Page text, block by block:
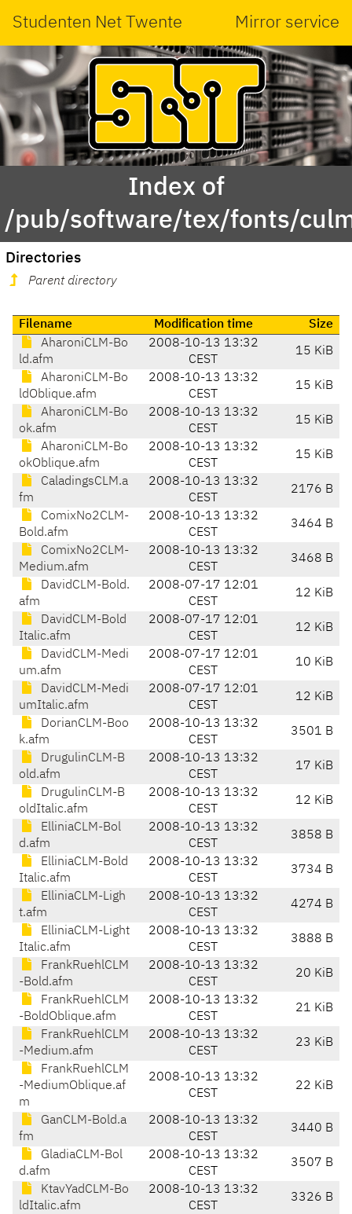
Studenten Net Twente Mirror service
Index of
/pub/software/tex/fonts/
Directories
Parent directory
Filename Modification time
Size
AharoniCLM-Bo
ld.afm
2008-10-13 13:32
CEST
15 KiB
AharoniCLM-Bo
ldOblique.afm
2008-10-13 13:32
CEST
15 KiB
AharoniCLM-Bo
ok.afm
2008-10-13 13:32
CEST
15 KiB
AharoniCLM-Bo
okOblique.afm
2008-10-13 13:32
CEST
15 KiB
CaladingsCLM.a
fm
2008-10-13 13:32
CEST
2176 B
ComixNo2CLM-
Bold.afm
2008-10-13 13:32
CEST
3464 B
ComixNo2CLM-
Medium.afm
2008-10-13 13:32
CEST
3468 B
DavidCLM-Bold.
afm
2008-07-17 12:01
CEST
12 KiB
DavidCLM-Bold
Italic.afm
2008-07-17 12:01
CEST
12 KiB
DavidCLM-Medi
um.afm
2008-07-17 12:01
CEST
10 KiB
DavidCLM-Medi
umItalic.afm
2008-07-17 12:01
CEST
12 KiB
DorianCLM-Boo
k.afm
2008-10-13 13:32
CEST
3501 B
DrugulinCLM-B
old.afm
2008-10-13 13:32
CEST
17 KiB
DrugulinCLM-B
oldItalic.afm
2008-10-13 13:32
CEST
12 KiB
ElliniaCLM-Bol
d.afm
2008-10-13 13:32
CEST
3858 B
ElliniaCLM-Bold
Italic.afm
2008-10-13 13:32
CEST
3734 B
ElliniaCLM-Ligh
t.afm
2008-10-13 13:32
CEST
4274 B
ElliniaCLM-Light
Italic.afm
2008-10-13 13:32
CEST
3888 B
FrankRuehlCLM
-Bold.afm
2008-10-13 13:32
CEST
20 KiB
FrankRuehlCLM
-BoldOblique.afm
2008-10-13 13:32
CEST
21 KiB
FrankRuehlCLM
-Medium.afm
2008-10-13 13:32
CEST
23 KiB
FrankRuehlCLM
-MediumOblique.af
m
2008-10-13 13:32
CEST
22 KiB
GanCLM-Bold.a
fm
2008-10-13 13:32
CEST
3440 B
GladiaCLM-Bol
d.afm
2008-10-13 13:32
CEST
3507 B
KtavYadCLM-Bo
ldItalic.afm
2008-10-13 13:32
CEST
3326 B